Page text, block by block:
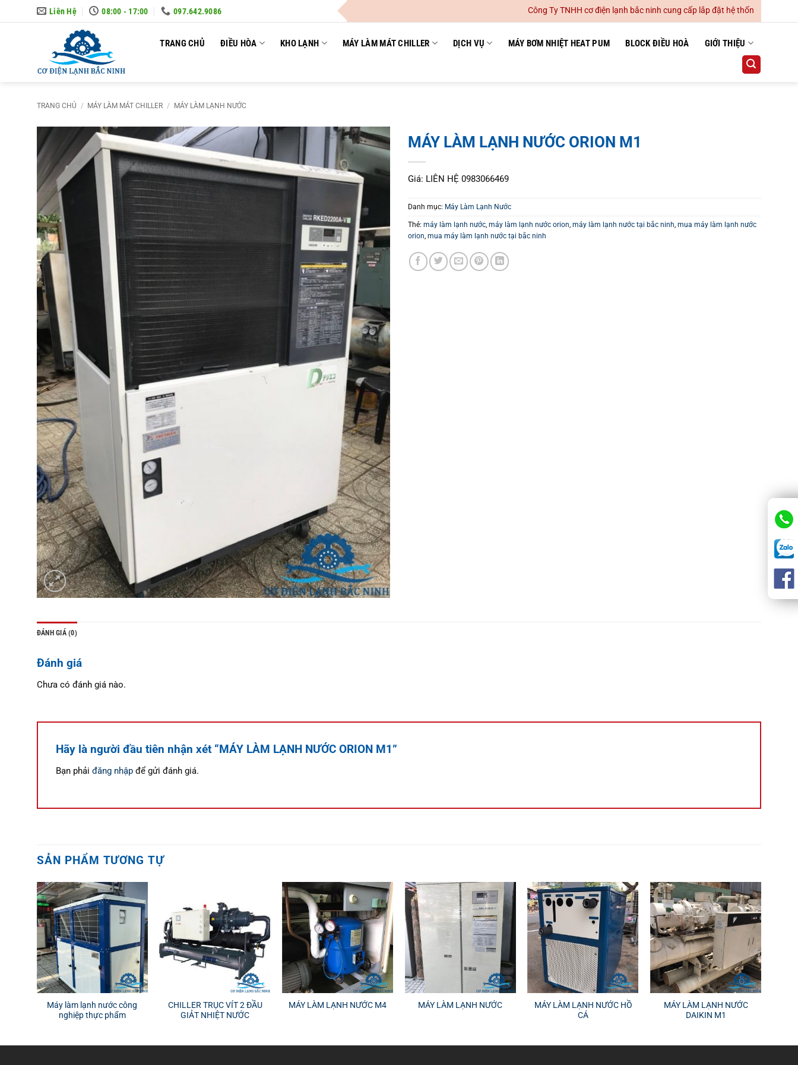
to
Liên Hệ 08:00 - 17:00 097.642.9086 Công Ty TNHH cơ điện lạnh bắc ninh cung cấp lắp đặt hệ thống điều hoà không
TRANG CHỦ ĐIỀU HÒA KHO LẠNH MÁY LÀM MÁT CHILLER DỊCH VỤ MÁY BƠM NHIỆT HEAT PUM BLOCK ĐIỀU HOÀ GIỚI THIỆU
TRANG CHỦ / MÁY LÀM MÁT CHILLER / MÁY LÀM LẠNH NƯỚC
MÁY LÀM LẠNH NƯỚC ORION M1
Giá: LIÊN HỆ 0983066469
Danh mục: Máy Làm Lạnh Nước
Thẻ: máy làm lạnh nước, máy làm lạnh nước orion, máy làm lạnh nước tại bắc ninh, mua máy làm lạnh nước
orion, mua máy làm lạnh nước tại bắc ninh
ĐÁNH GIÁ (0)
Đánh giá
Chưa có đánh giá nào.
Hãy là người đầu tiên nhận xét “MÁY LÀM LẠNH NƯỚC ORION M1”
Bạn phải đăng nhập để gửi đánh giá.
SẢN PHẨM TƯƠNG TỰ
Máy làm lạnh nước công
nghiệp thực phẩm
CHILLER TRỤC VÍT 2 ĐẦU
GIẢT NHIỆT NƯỚC
MÁY LÀM LẠNH NƯỚC M4 MÁY LÀM LẠNH NƯỚC
MÁY LÀM LẠNH NƯỚC HỒ
CÁ
MÁY LÀM LẠNH NƯỚC
DAIKIN M1